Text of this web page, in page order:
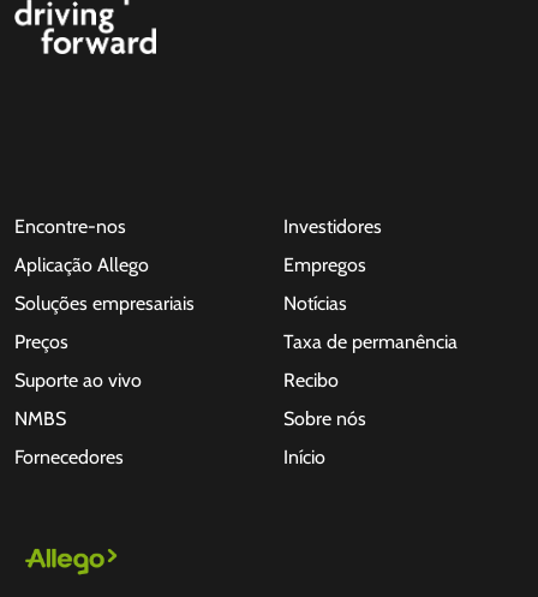
Encontre-nos
Aplicação Allego
Soluções empresariais
Preços
Suporte ao vivo
NMBS
Fornecedores
Investidores
Empregos
Notícias
Taxa de permanência
Recibo
Sobre nós
Início